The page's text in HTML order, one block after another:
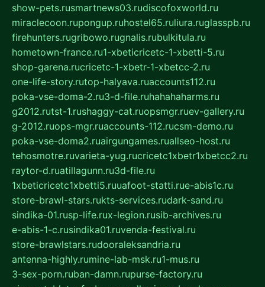
show-pets.rusmartnews03.rudiscofoxworld.ru
miraclecoon.rupongup.ruhostel65.ruliura.ruglasspb.ru
firehunters.rugribowo.rugnalis.rubulkitula.ru
hometown-france.ru1-xbeticricetc-1-xbetti-5.ru
shop-garena.rucricetc-1-xbetr-1-xbetcc-2.ru
one-life-story.rutop-halyava.ruaccounts112.ru
poka-vse-doma-2.ru3-d-file.ruhahahaharms.ru
g2012.rutst-1.rushaggy-cat.ruopsmgr.ruev-gallery.ru
g-2012.ruops-mgr.ruaccounts-112.rucsm-demo.ru
poka-vse-doma2.ruairgungames.ruallseo-host.ru
tehosmotre.ruvarieta-yug.rucricetc1xbetr1xbetcc2.ru
raytor-d.ruatillagunn.ru3d-file.ru
1xbeticricetc1xbetti5.ruuafoot-statti.rue-abis1c.ru
store-brawl-stars.rukts-services.rudark-sand.ru
sindika-01.rusp-life.rux-legion.rusib-archives.ru
e-abis-1-c.rusindika01.ruvenda-festival.ru
store-brawlstars.rudooraleksandria.ru
antenna-highly.rumine-lab-msk.ru1-mus.ru
3-sex-porn.ruban-damn.rupurse-factory.ru